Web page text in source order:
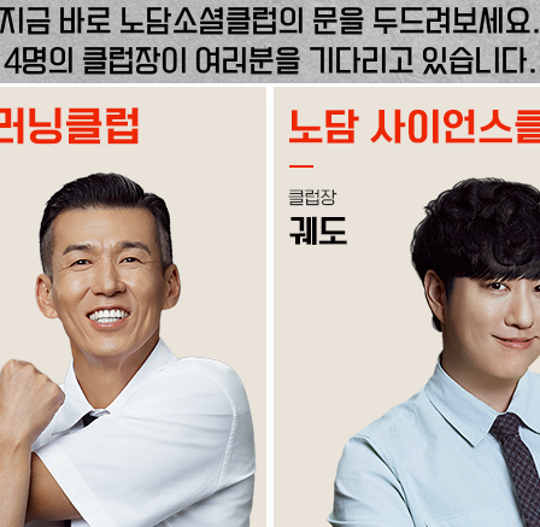
지금 바로 노담소셜클럽의 문을 두드려보세요.
4명의 클럽장이 여러분을 기다리고 있습니다.